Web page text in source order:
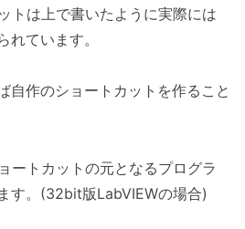
トは上で書いたように実際には
れています。
自作のショートカットを作ること
ートカットの元となるプログラ
す。(32bit版LabVIEWの場合)